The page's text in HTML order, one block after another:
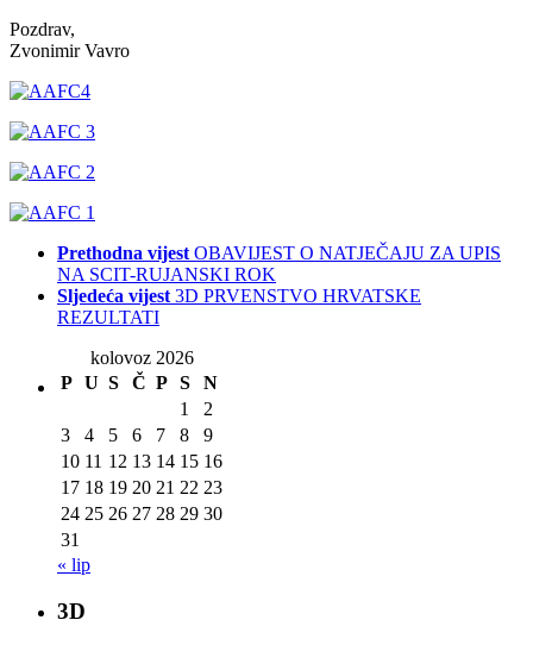
Pozdrav,
Zvonimir Vavro
Prethodna vijest OBAVIJEST O NATJEČAJU ZA UPIS
NA SCIT-RUJANSKI ROK
Sljedeća vijest 3D PRVENSTVO HRVATSKE
REZULTATI
kolovoz 2026
P U S Č P S
N
1
2
3
4 5 6 7 8
9
10 11 12 13 14 15 16
17 18 19 20 21 22 23
24 25 26 27 28 29 30
31
« lip
3D